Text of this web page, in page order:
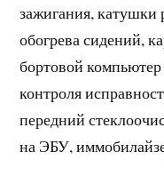
зажигания, катушки
обогрева сидений,
бортовой
контроля
передний
на ЭБУ,